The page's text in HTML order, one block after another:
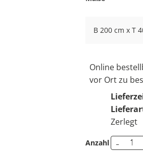
B 200 cm x T
Online
vor Ort zu
Zerlegt
Anzahl -